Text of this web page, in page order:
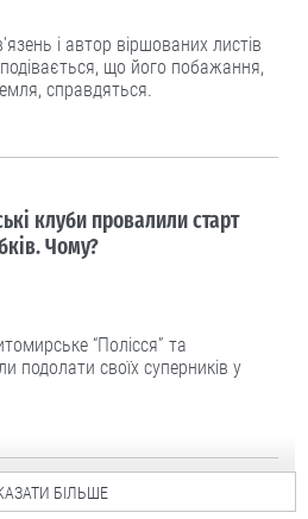
і автор віршованих листів
що його побажання,
справдяться.
клуби провалили старт
Чому?
“Полісся” та
подолати своїх суперників у
БІЛЬШЕ